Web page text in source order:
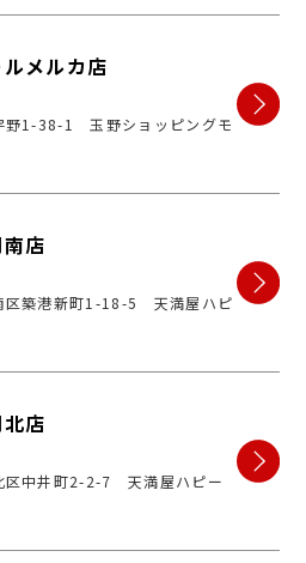
メルカ店
野1-38-1 玉野ショッピングモ
店
区築港新町1-18-5 天満屋ハピ
店
区中井町2-2-7 天満屋ハピー